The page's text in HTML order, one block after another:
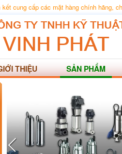
cung cấp các mặt hàng chính hãng,
THIỆU SẢN PHẨM